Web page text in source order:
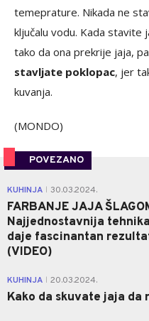
temeprature. Nikada ne
ključalu vodu. Kada stavite
tako da ona prekrije jaja,
stavljate poklopac, jer
kuvanja.
(MONDO)
POVEZANO
KUHINJA 30.03.2024.
FARBANJE JAJA
Najjednostavnija
daje fascinantan
(VIDEO)
KUHINJA 20.03.2024.
Kako da skuvate jaja da